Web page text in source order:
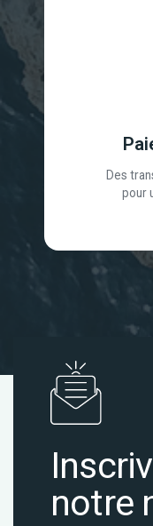
Des
pour
notre